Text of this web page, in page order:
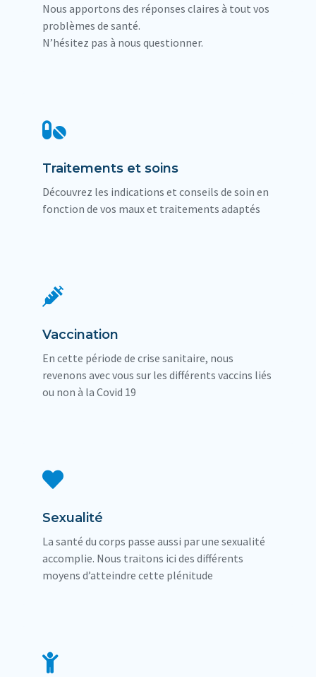
Nous apportons des réponses claires à tout vos
problèmes de santé.
N’hésitez pas à nous questionner.
Traitements et soins
Découvrez les indications et conseils de soin en
fonction de vos maux et traitements adaptés
Vaccination
En cette période de crise sanitaire, nous
revenons avec vous sur les différents vaccins liés
ou non à la Covid 19
Sexualité
La santé du corps passe aussi par une sexualité
accomplie. Nous traitons ici des différents
moyens d’atteindre cette plénitude